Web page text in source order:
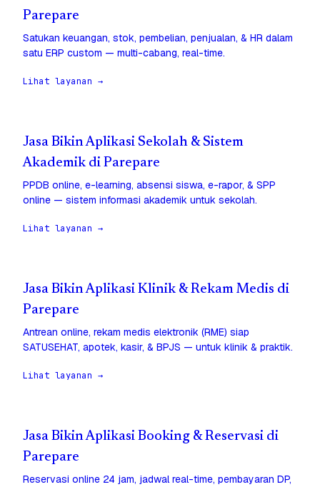
Parepare
Satukan keuangan, stok, pembelian, penjualan, & HR dalam
satu ERP custom — multi-cabang, real-time.
Lihat layanan →
Jasa Bikin Aplikasi Sekolah & Sistem
Akademik di Parepare
PPDB online, e-learning, absensi siswa, e-rapor, & SPP
online — sistem informasi akademik untuk sekolah.
Lihat layanan →
Jasa Bikin Aplikasi Klinik & Rekam Medis di
Parepare
Antrean online, rekam medis elektronik (RME) siap
SATUSEHAT, apotek, kasir, & BPJS — untuk klinik & praktik.
Lihat layanan →
Jasa Bikin Aplikasi Booking & Reservasi di
Parepare
Reservasi online 24 jam, jadwal real-time, pembayaran DP,